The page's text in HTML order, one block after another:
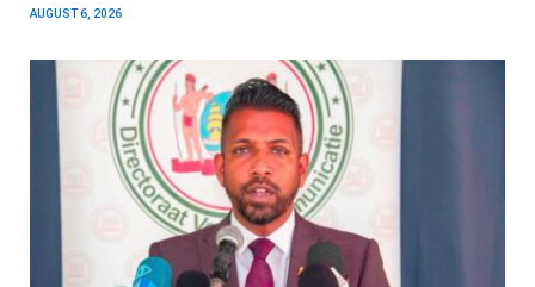
AUGUST 6, 2026